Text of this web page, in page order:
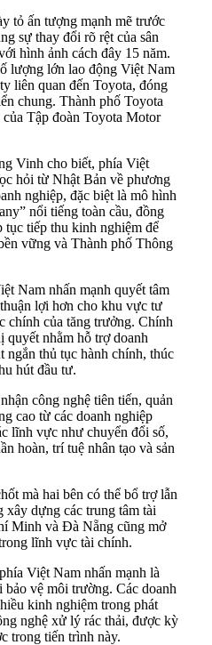
tỏ ấn tượng mạnh mẽ trước
sự thay đổi rõ rệt của sân
hình ảnh cách đây 15 năm.
lượng lớn lao động Việt Nam
liên quan đến Toyota, đóng
chung. Thành phố Toyota
Tập đoàn Toyota Motor
Vinh cho biết, phía Việt
hỏi từ Nhật Bản về phương
nghiệp, đặc biệt là mô hình
nổi tiếng toàn cầu, đồng
tục tiếp thu kinh nghiệm để
vững và Thành phố Thông
Nam nhấn mạnh quyết tâm
lợi hơn cho khu vực tư
chính của tăng trưởng. Chính
quyết nhằm hỗ trợ doanh
ngắn thủ tục hành chính, thúc
hút đầu tư.
công nghệ tiên tiến, quản
cao từ các doanh nghiệp
lĩnh vực như chuyển đổi số,
hoàn, trí tuệ nhân tạo và sản
mà hai bên có thể bổ trợ lẫn
dựng các trung tâm tài
Minh và Đà Nẵng cũng mở
lĩnh vực tài chính.
Việt Nam nhấn mạnh là
vệ môi trường. Các doanh
kinh nghiệm trong phát
nghệ xử lý rác thải, được kỳ
trong tiến trình này.